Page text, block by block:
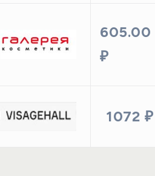
605.00
₽
1072 ₽